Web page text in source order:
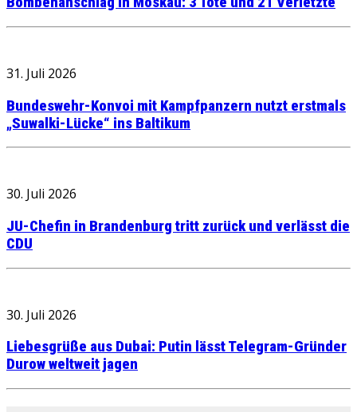
31. Juli 2026
Bundeswehr-Konvoi mit Kampfpanzern nutzt erstmals
„Suwalki-Lücke“ ins Baltikum
30. Juli 2026
JU-Chefin in Brandenburg tritt zurück und verlässt die
CDU
30. Juli 2026
Liebesgrüße aus Dubai: Putin lässt Telegram-Gründer
Durow weltweit jagen